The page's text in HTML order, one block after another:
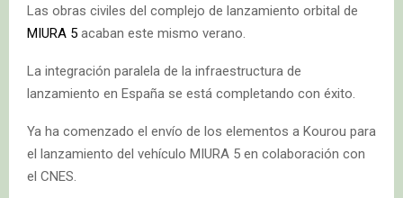
Las obras civiles del complejo de lanzamiento orbital de
MIURA 5 acaban este mismo verano.
La integración paralela de la infraestructura de
lanzamiento en España se está completando con éxito.
Ya ha comenzado el envío de los elementos a Kourou para
el lanzamiento del vehículo MIURA 5 en colaboración con
el CNES.